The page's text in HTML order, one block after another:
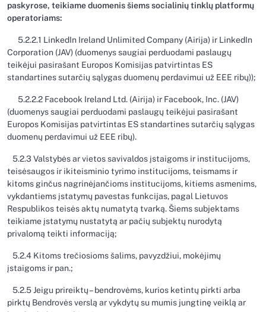
paskyrose, teikiame duomenis šiems socialinių tinklų platformų
operatoriams:
5.2.2.1 LinkedIn Ireland Unlimited Company (Airija) ir LinkedIn
Corporation (JAV) (duomenys saugiai perduodami paslaugų
teikėjui pasirašant Europos Komisijas patvirtintas ES
standartines sutarčių sąlygas duomenų perdavimui už EEE ribų));
5.2.2.2 Facebook Ireland Ltd. (Airija) ir Facebook, Inc. (JAV)
(duomenys saugiai perduodami paslaugų teikėjui pasirašant
Europos Komisijas patvirtintas ES standartines sutarčių sąlygas
duomenų perdavimui už EEE ribų).
5.2.3 Valstybės ar vietos savivaldos įstaigoms ir institucijoms,
teisėsaugos ir ikiteisminio tyrimo institucijoms, teismams ir
kitoms ginčus nagrinėjančioms institucijoms, kitiems asmenims,
vykdantiems įstatymų pavestas funkcijas, pagal Lietuvos
Respublikos teisės aktų numatytą tvarką. Šiems subjektams
teikiame įstatymų nustatytą ar pačių subjektų nurodytą
privalomą teikti informaciją;
5.2.4 Kitoms trečiosioms šalims, pavyzdžiui, mokėjimų
įstaigoms ir pan.;
5.2.5 Jeigu prireiktų – bendrovėms, kurios ketintų pirkti arba
pirktų Bendrovės verslą ar vykdytų su mumis jungtinę veiklą ar